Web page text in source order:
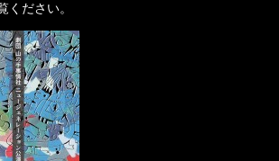
ください。